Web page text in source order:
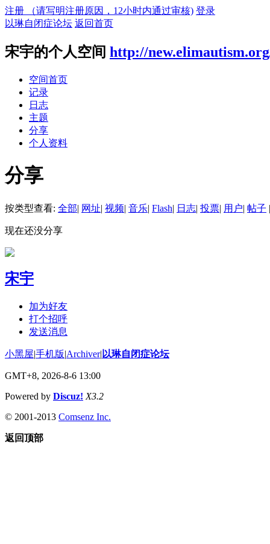
注册 （请写明注册原因，12小时内通过审核) 登录
以琳自闭症论坛 返回首页
宋宇的个人空间 http://
空间首页
记录
日志
主题
分享
个人资料
分享
按类型查看: 全部| 网址| 视频| 音乐| Flash| 日志| 投票| 用户| 帖子 |
现在还没分享
宋宇
加为好友
打个招呼
发送消息
小黑屋|手机版|Archiver| 以琳自闭症论坛
GMT+8, 2026-8-6 13:00
Powered by Discuz! X3.2
© 2001-2013 Comsenz Inc.
返回顶部